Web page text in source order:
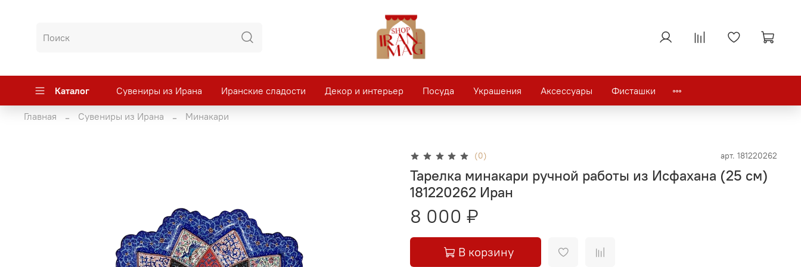
Каталог Сувениры из Ирана Иранские сладости Декор и интерьер Посуда Украшения Аксессуары Фисташки
Главная Сувениры из Ирана Минакари
(0) арт. 181220262
Тарелка минакари ручной работы из Исфахана (25 см)
181220262 Иран
8 000 ₽
В корзину